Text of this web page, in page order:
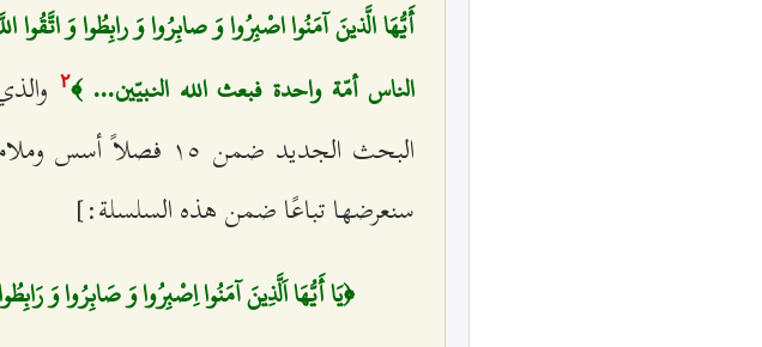
أَيُّهَا الَّذينَ آمَنُوا اصْبِرُوا وَ صابِرُوا وَ رابِطُوا وَ
الناس أمّة واحدة فبعث الله النبيّين... ﴾٢
البحث الجديد ضمن
سنعرضها تباعًا ضمن هذه السلسلة:]
﴿يَا أَيُّهَا اَلَّذِينَ آمَنُوا اِصْبِرُوا وَ صَابِرُوا وَ